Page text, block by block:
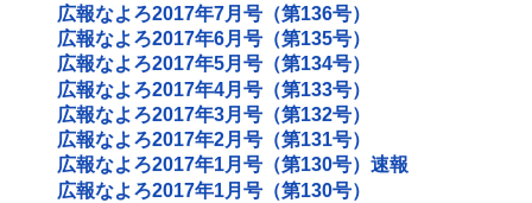
広報なよろ2017年7月号（第136号）
広報なよろ2017年6月号（第135号）
広報なよろ2017年5月号（第134号）
広報なよろ2017年4月号（第133号）
広報なよろ2017年3月号（第132号）
広報なよろ2017年2月号（第131号）
広報なよろ2017年1月号（第130号）速報
広報なよろ2017年1月号（第130号）